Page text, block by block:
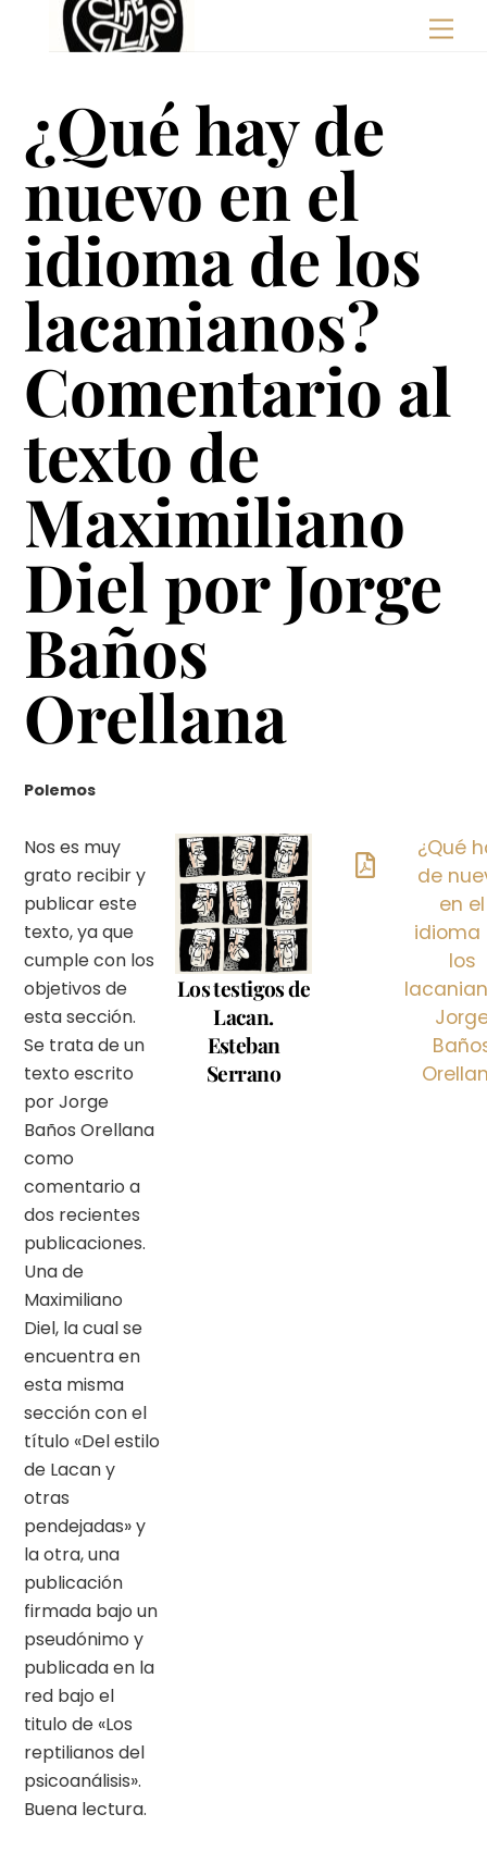
¿Qué hay de
nuevo en el
idioma de los
lacanianos?
Comentario al
texto de
Maximiliano
Diel por Jorge
Baños
Orellana
Polemos
Nos es muy
grato recibir y
publicar este
texto, ya que
cumple con los
objetivos de
esta sección.
Se trata de un
texto escrito
por Jorge
Baños Orellana
como
comentario a
dos recientes
publicaciones.
Una de
Maximiliano
Diel, la cual se
encuentra en
esta misma
sección con el
título «Del estilo
de Lacan y
otras
pendejadas» y
la otra, una
publicación
firmada bajo un
pseudónimo y
publicada en la
red bajo el
titulo de «Los
reptilianos del
psicoanálisis».
Buena lectura.
Los testigos de
Lacan.
Esteban
Serrano
¿Qué
de
en el
idioma
los